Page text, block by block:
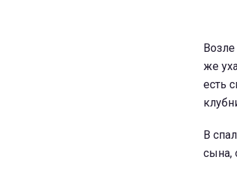
же
есть
В
сына,